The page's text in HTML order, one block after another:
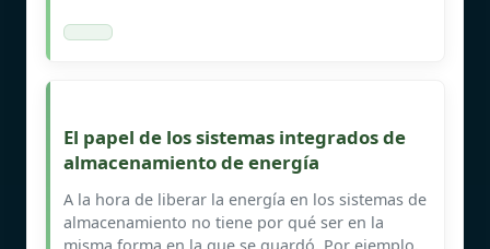
El papel de los sistemas integrados de
almacenamiento de energía
A la hora de liberar la energía en los sistemas de
almacenamiento no tiene por qué ser en la